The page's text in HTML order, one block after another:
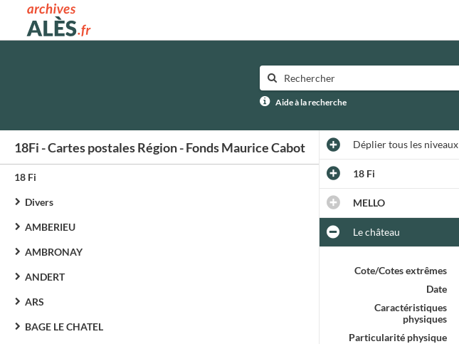
Archives municipales d'Alès
Aide à la recherche
18Fi - Cartes postales Région - Fonds Maurice Cabot
18 Fi
Divers
AMBERIEU
AMBRONAY
ANDERT
ARS
BAGE LE CHATEL
Dépliertous les niveaux
18 Fi
MELLO
Le château
Cote/Cotes extrêmes
Date
Caractéristiques
physiques
Particularité physique